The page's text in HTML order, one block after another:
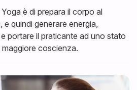
è di prepara il corpo al
e quindi generare energia,
portare il praticante ad uno stato
coscienza.